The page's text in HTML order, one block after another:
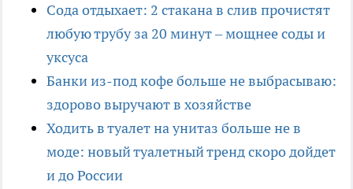
Сода отдыхает: 2 стакана в слив прочистят
любую трубу за 20 минут – мощнее соды и
уксуса
Банки из-под кофе больше не выбрасываю:
здорово выручают в хозяйстве
Ходить в туалет на унитаз больше не в
моде: новый туалетный тренд скоро дойдет
и до России